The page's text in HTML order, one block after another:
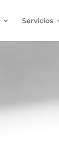
Servicios